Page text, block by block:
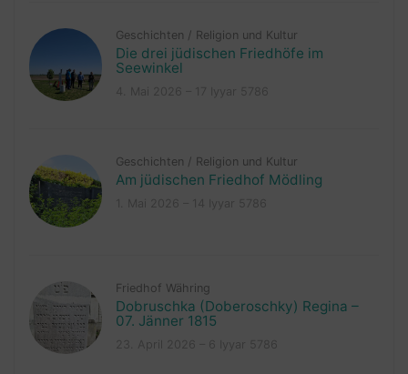
Geschichten / Religion und Kultur
Die drei jüdischen Friedhöfe im
Seewinkel
Geschichten / Religion und Kultur
Am jüdischen Friedhof Mödling
Friedhof Währing
Dobruschka (Doberoschky) Regina –
07. Jänner 1815